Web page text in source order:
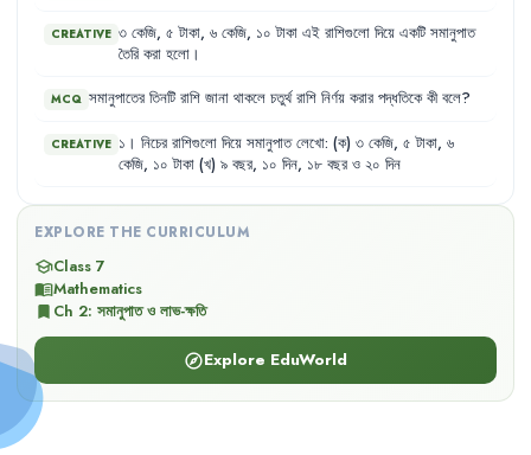
CREATIVE ৩ কেজি, ৫ টাকা, ৬ কেজি, ১০ টাকা এই রাশিগুলো দিয়ে একটি সমানুপাত
তৈরি করা হলো ।
MCQ সমানুপাতের তিনটি রাশি জানা থাকলে চতুর্থ রাশি নির্ণয় করার পদ্ধতিকে কী বলে?
CREATIVE ১ । নিচের রাশিগুলো দিয়ে সমানুপাত লেখো: (ক) ৩ কেজি, ৫ টাকা, ৬
কেজি, ১০ টাকা (খ) ৯ বছর, ১০ দিন, ১৮ বছর ও ২০ দিন
EXPLORE THE CURRICULUM
schoolClass 7
menu_bookMathematics
bookmark Ch 2: সমানুপাত ও লাভ-ক্ষতি
exploreExplore EduWorld